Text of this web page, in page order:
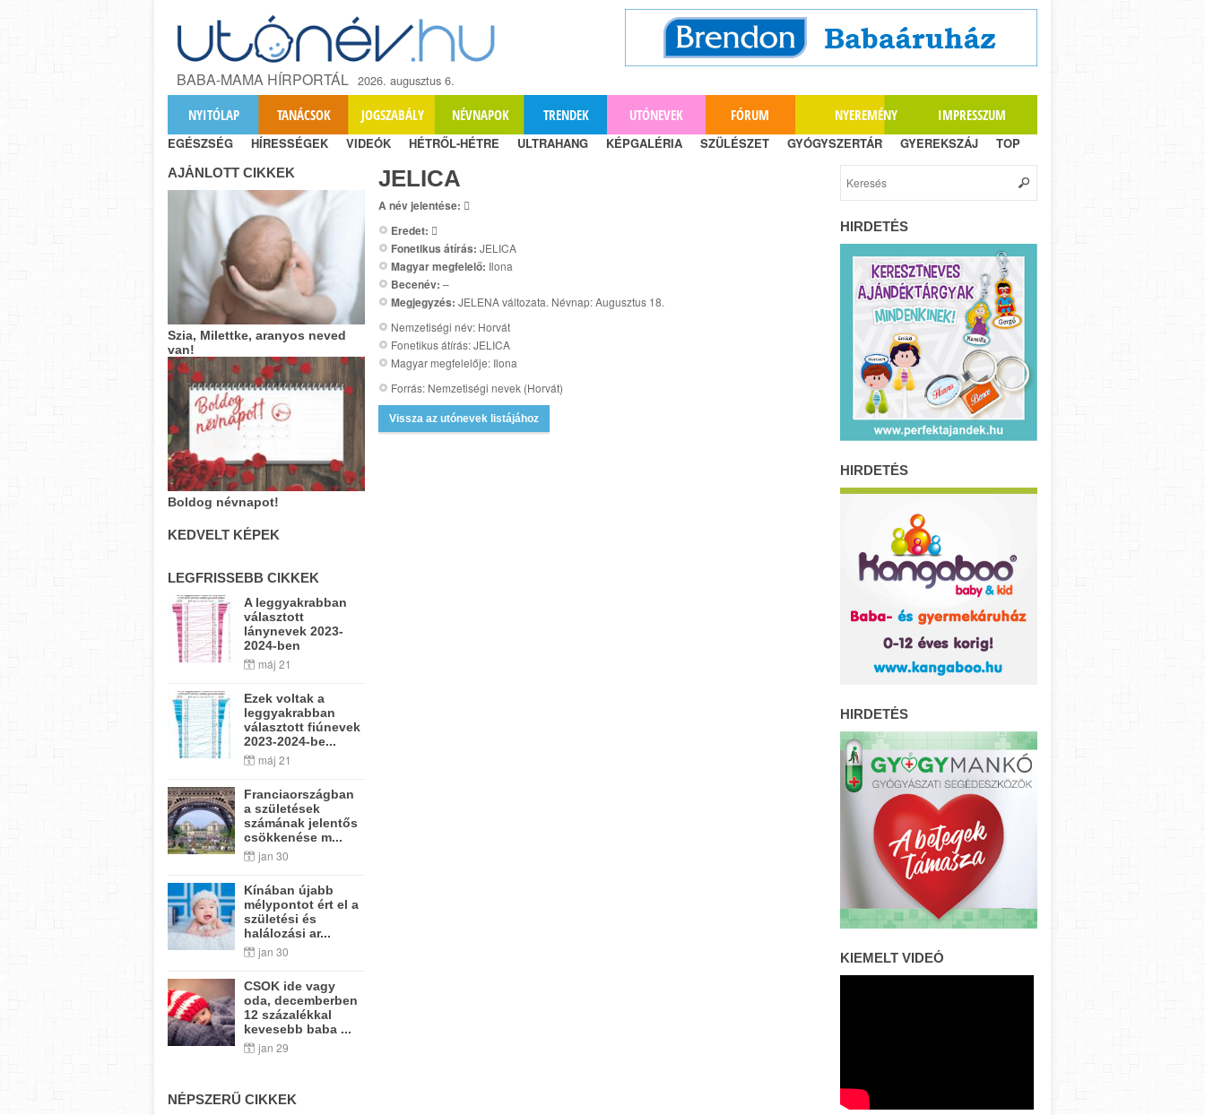
BABA-MAMA HÍRPORTÁL 2026. augusztus 6.
NYITÓLAP TANÁCSOK JOGSZABÁLY NÉVNAPOK TRENDEK UTÓNEVEK FÓRUM NYEREMÉNY IMPRESSZUM
EGÉSZSÉG HÍRESSÉGEK VIDEÓK HÉTRŐL-HÉTRE ULTRAHANG KÉPGALÉRIA SZÜLÉSZET GYÓGYSZERTÁR GYEREKSZÁJ TOP
JELICA
A név jelentése: 
Eredet: 
Fonetikus átírás: JELICA
Magyar megfelelő: Ilona
Becenév: –
Megjegyzés: JELENA változata. Névnap: Augusztus 18.
Nemzetiségi név: Horvát
Fonetikus átírás: JELICA
Magyar megfelelője: Ilona
Forrás: Nemzetiségi nevek (Horvát)
Vissza az utónevek listájához
AJÁNLOTT CIKKEK
Szia, Milettke, aranyos neved
van!
Boldog névnapot!
KEDVELT KÉPEK
LEGFRISSEBB CIKKEK
A leggyakrabban
választott
lánynevek 2023-
2024-ben
máj 21
Ezek voltak a
leggyakrabban
választott fiúnevek
2023-2024-be...
máj 21
Franciaországban
a születések
számának jelentős
csökkenése m...
jan 30
Kínában újabb
mélypontot ért el a
születési és
halálozási ar...
jan 30
CSOK ide vagy
oda, decemberben
12 százalékkal
kevesebb baba ...
jan 29
NÉPSZERŰ CIKKEK
HIRDETÉS
HIRDETÉS
HIRDETÉS
KIEMELT VIDEÓ